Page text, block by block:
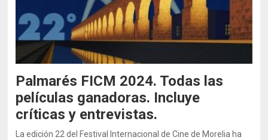
Palmarés FICM 2024. Todas las
películas ganadoras. Incluye
críticas y entrevistas.
La edición 22 del Festival Internacional de Cine de Morelia ha